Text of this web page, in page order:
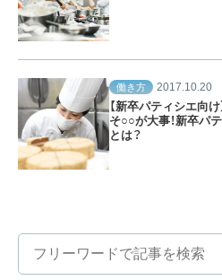
働き方 2017.10.20
【新卒パティシエ向
そ○○が大事！新卒パ
とは？